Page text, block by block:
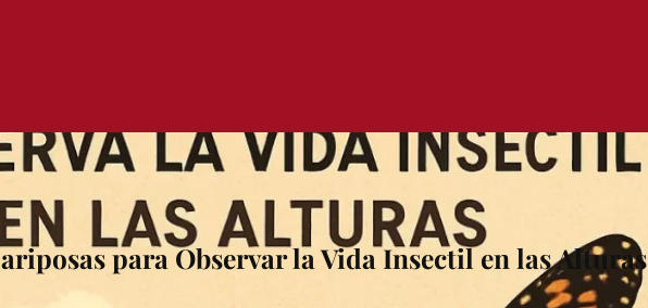
para Observar la Vida Insectil en las Alturas